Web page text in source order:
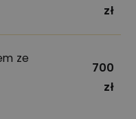
zł
ze
700
zł